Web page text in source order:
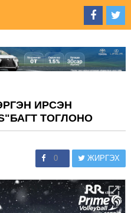
ИРСЭН
ТОГЛОНО
0 ЖИРГЭХ